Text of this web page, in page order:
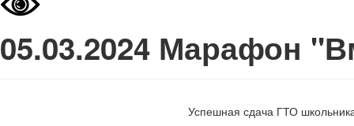
05.03.2024 Марафон
Успешная сдача ГТО